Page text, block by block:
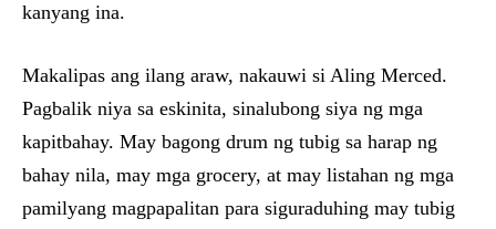
kanyang ina.
Makalipas ang ilang araw, nakauwi si Aling Merced.
Pagbalik niya sa eskinita, sinalubong siya ng mga
kapitbahay. May bagong drum ng tubig sa harap ng
bahay nila, may mga grocery, at may listahan ng mga
pamilyang magpapalitan para siguraduhing may tubig